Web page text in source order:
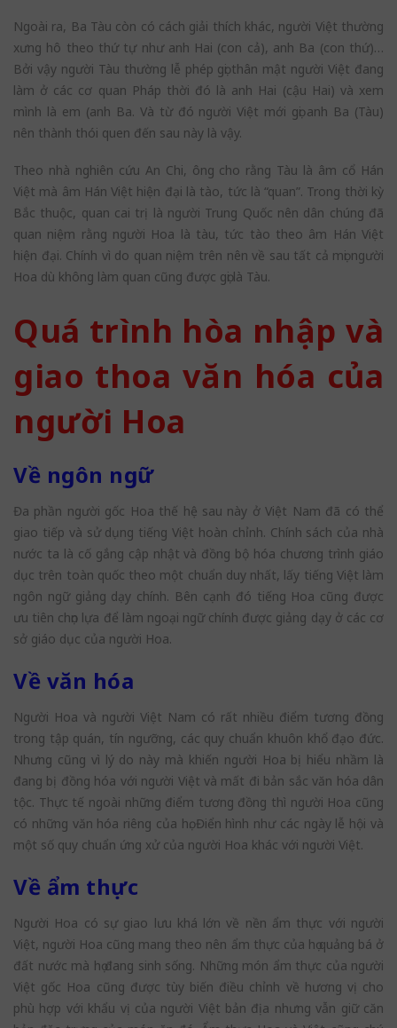
Ngoài ra, Ba Tàu còn có cách giải thích khác, người Việt thường
xưng hô theo thứ tự như anh Hai (con cả), anh Ba (con thứ)…
Bởi vậy người Tàu thường lễ phép gọi thân mật người Việt đang
làm ở các cơ quan Pháp thời đó là anh Hai (cậu Hai) và xem
mình là em (anh Ba. Và từ đó người Việt mới gọi anh Ba (Tàu)
nên thành thói quen đến sau này là vậy.
Theo nhà nghiên cứu An Chi, ông cho rằng Tàu là âm cổ Hán
Việt mà âm Hán Việt hiện đại là tào, tức là “quan”. Trong thời kỳ
Bắc thuộc, quan cai trị là người Trung Quốc nên dân chúng đã
quan niệm rằng người Hoa là tàu, tức tào theo âm Hán Việt
hiện đại. Chính vì do quan niệm trên nên về sau tất cả mọi người
Hoa dù không làm quan cũng được gọi là Tàu.
Quá trình hòa nhập và
giao thoa văn hóa của
người Hoa
Về ngôn ngữ
Đa phần người gốc Hoa thế hệ sau này ở Việt Nam đã có thể
giao tiếp và sử dụng tiếng Việt hoàn chỉnh. Chính sách của nhà
nước ta là cố gắng cập nhật và đồng bộ hóa chương trình giáo
dục trên toàn quốc theo một chuẩn duy nhất, lấy tiếng Việt làm
ngôn ngữ giảng dạy chính. Bên cạnh đó tiếng Hoa cũng được
ưu tiên chọn lựa để làm ngoại ngữ chính được giảng dạy ở các cơ
sở giáo dục của người Hoa.
Về văn hóa
Người Hoa và người Việt Nam có rất nhiều điểm tương đồng
trong tập quán, tín ngưỡng, các quy chuẩn khuôn khổ đạo đức.
Nhưng cũng vì lý do này mà khiến người Hoa bị hiểu nhầm là
đang bị đồng hóa với người Việt và mất đi bản sắc văn hóa dân
tộc. Thực tế ngoài những điểm tương đồng thì người Hoa cũng
có những văn hóa riêng của họ. Điển hình như các ngày lễ hội và
một số quy chuẩn ứng xử của người Hoa khác với người Việt.
Về ẩm thực
Người Hoa có sự giao lưu khá lớn về nền ẩm thực với người
Việt, người Hoa cũng mang theo nên ẩm thực của họ quảng bá ở
đất nước mà họ đang sinh sống. Những món ẩm thực của người
Việt gốc Hoa cũng được tùy biến điều chỉnh về hương vị cho
phù hợp với khẩu vị của người Việt bản địa nhưng vẫn giữ căn